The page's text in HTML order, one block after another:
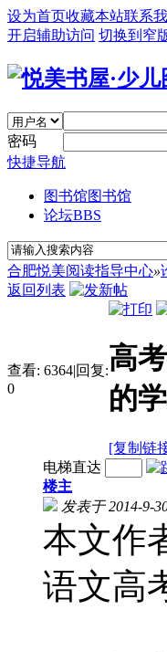
设为首页收藏本站联系
开启辅助访问 切换到窄
密码
快捷导航
图书馆图书馆
论坛BBS
合肥悦美阅读指导中心»
返回列表
查看: 6364|回复:
0
高
的
[复制链
电梯直达
楼主
发表于 2014-9-
本文作
语文高